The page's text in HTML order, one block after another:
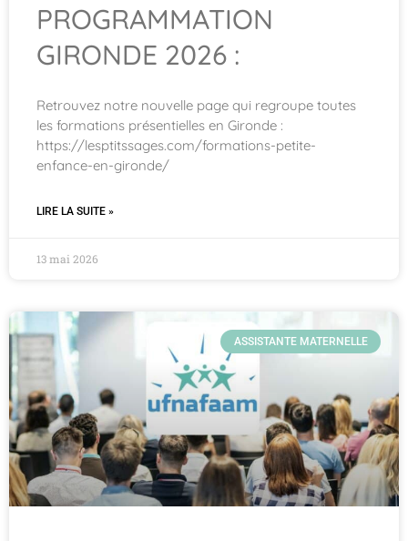
PROGRAMMATION
GIRONDE 2026 :
Retrouvez notre nouvelle page qui regroupe toutes
les formations présentielles en Gironde :
https://lesptitssages.com/formations-petite-
enfance-en-gironde/
LIRE LA SUITE »
13 mai 2026
ASSISTANTE MATERNELLE